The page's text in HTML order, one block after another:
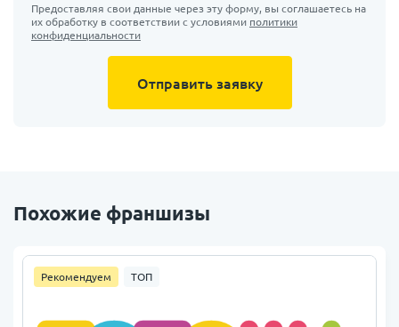
Предоставляя свои данные через эту форму, вы соглашаетесь на
их обработку в соответствии с условиями политики
конфиденциальности
Отправить заявку
Похожие франшизы
Рекомендуем ТОП